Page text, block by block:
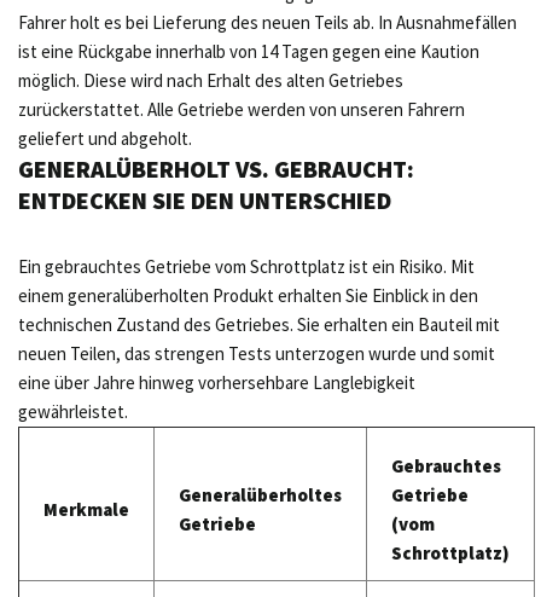
Fahrer holt es bei Lieferung des neuen Teils ab. In Ausnahmefällen
ist eine Rückgabe innerhalb von 14 Tagen gegen eine Kaution
möglich. Diese wird nach Erhalt des alten Getriebes
zurückerstattet. Alle Getriebe werden von unseren Fahrern
geliefert und abgeholt.
GENERALÜBERHOLT VS. GEBRAUCHT:
ENTDECKEN SIE DEN UNTERSCHIED
Ein gebrauchtes Getriebe vom Schrottplatz ist ein Risiko. Mit
einem generalüberholten Produkt erhalten Sie Einblick in den
technischen Zustand des Getriebes. Sie erhalten ein Bauteil mit
neuen Teilen, das strengen Tests unterzogen wurde und somit
eine über Jahre hinweg vorhersehbare Langlebigkeit
gewährleistet.
Merkmale
Generalüberholtes
Getriebe
Gebrauchtes
Getriebe
(vom
Schrottplatz)